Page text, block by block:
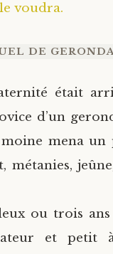
voudra.
DE
était
d’un
mena
ou trois
et